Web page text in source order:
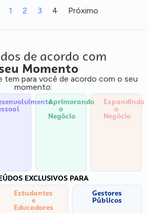
1 2 3 4 Próximo
de acordo com
Momento
tem para você de acordo com o seu
momento:
Aprimorando
o
Negócio
Expandindo
o
Negócio
EXCLUSIVOS PARA
Estudantes
e
Educadores
Gestores
Públicos